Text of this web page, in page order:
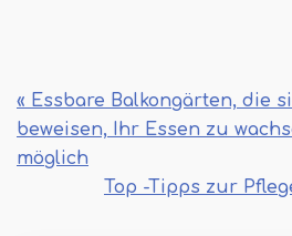
« Essbare Balkongärten, die
beweisen, Ihr Essen zu
möglich
Top -Tipps zur